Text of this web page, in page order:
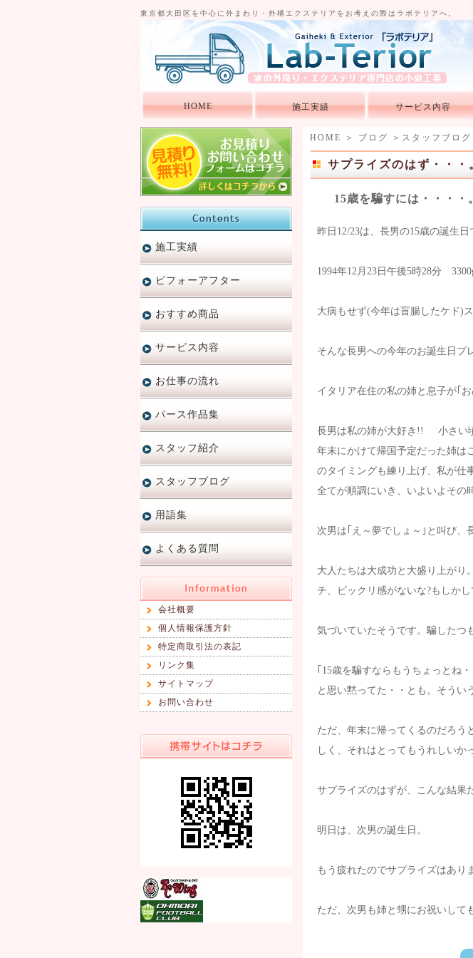
東京都大田区を中心に外まわり・外構エクステリアをお考えの際はラボテリアへ。
HOME 施工実績 サービス内容
HOME ＞ ブログ ＞ スタッフブログ
サプライズのはず・・・
15歳を騙すには・・・・
昨日12/23は、長男の15歳の誕生日
1994年12月23日午後5時28分
大病もせず(今年は盲腸したケド)
そんな長男への今年のお誕生日プ
イタリア在住の私の姉と息子が｢
長男は私の姉が大好き!! 小さい頃
年末にかけて帰国予定だった姉は
のタイミングも練り上げ、私が仕
全てが順調にいき、いよいよその
次男は｢え～夢でしょ～｣と叫び、
大人たちは大成功と大盛り上がり
チ、ビックリ感がないな?もしかし
気づいていたそうです。騙したつ
｢15歳を騙すならもうちょっとね
と思い黙ってた・・とも。そうい
ただ、年末に帰ってくるのだろう
しく、それはとってもうれしいか
サプライズのはずが、こんな結果
明日は、次男の誕生日。
もう疲れたのでサプライズはあり
ただ、次男も姉と甥にお祝いして
施工実績
ビフォーアフター
おすすめ商品
サービス内容
お仕事の流れ
パース作品集
スタッフ紹介
スタッフブログ
用語集
よくある質問
会社概要
個人情報保護方針
特定商取引法の表記
リンク集
サイトマップ
お問い合わせ